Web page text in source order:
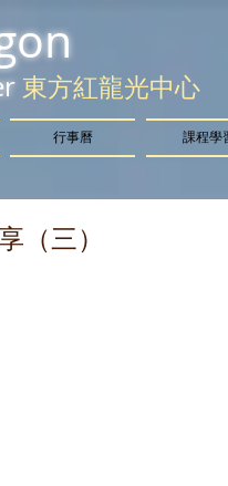
東方紅龍光中心
行事曆 課程學
（三）